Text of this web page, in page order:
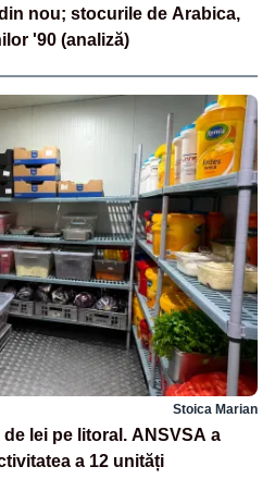
nou; stocurile de Arabica,
'90 (analiză)
Stoica Marian
lei pe litoral. ANSVSA a
a 12 unități